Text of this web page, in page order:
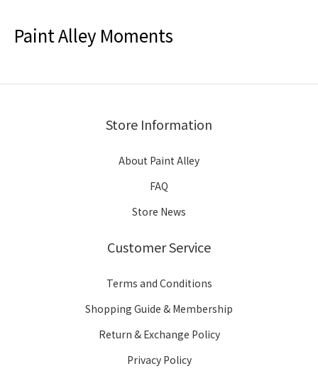
Paint Alley Moments
Store Information
About Paint Alley
FAQ
Store News
Customer Service
Terms and Conditions
Shopping Guide & Membership
Return & Exchange Policy
Privacy Policy